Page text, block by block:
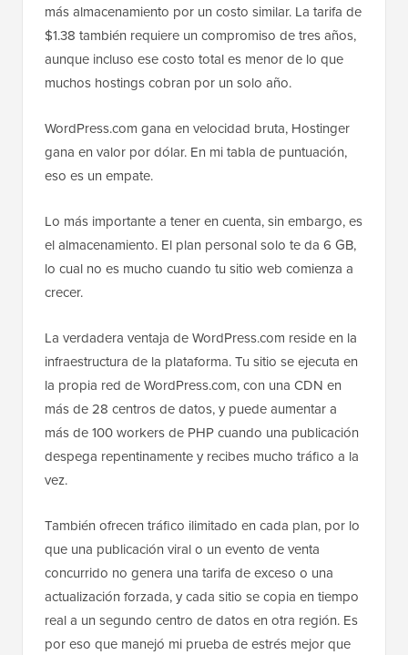
más almacenamiento por un costo similar. La tarifa de
$1.38 también requiere un compromiso de tres años,
aunque incluso ese costo total es menor de lo que
muchos hostings cobran por un solo año.
WordPress.com gana en velocidad bruta, Hostinger
gana en valor por dólar. En mi tabla de puntuación,
eso es un empate.
Lo más importante a tener en cuenta, sin embargo, es
el almacenamiento. El plan personal solo te da 6 GB,
lo cual no es mucho cuando tu sitio web comienza a
crecer.
La verdadera ventaja de WordPress.com reside en la
infraestructura de la plataforma. Tu sitio se ejecuta en
la propia red de WordPress.com, con una CDN en
más de 28 centros de datos, y puede aumentar a
más de 100 workers de PHP cuando una publicación
despega repentinamente y recibes mucho tráfico a la
vez.
También ofrecen tráfico ilimitado en cada plan, por lo
que una publicación viral o un evento de venta
concurrido no genera una tarifa de exceso o una
actualización forzada, y cada sitio se copia en tiempo
real a un segundo centro de datos en otra región. Es
por eso que manejó mi prueba de estrés mejor que